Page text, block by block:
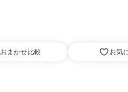
おまかせ比較 お気